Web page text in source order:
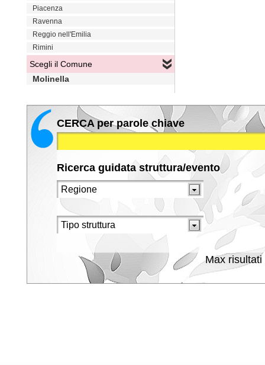
Piacenza
Ravenna
Reggio nell'Emilia
Rimini
Scegli il Comune
Molinella
CERCA per parole chiave
Ricerca guidata struttura/evento
Max risultati